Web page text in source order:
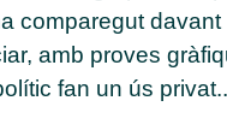
comparegut
amb proves
fan un ús